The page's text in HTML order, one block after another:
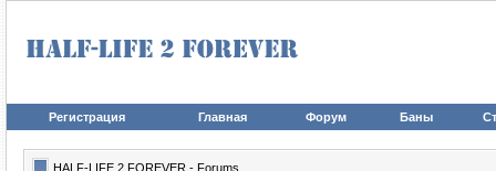
Регистрация Главная Форум Баны
HALF-LIFE 2 FOREVER - Forums